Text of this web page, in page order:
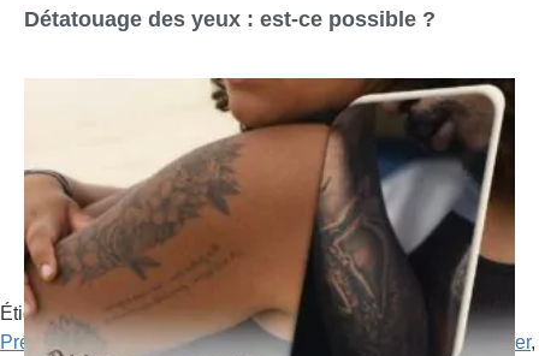
Détatouage des yeux : est-ce possible ?
Étiqueté Apres le détatouage laser , Détatouage laser
Précautions détatouage laser,Procédures de détatouage laser,